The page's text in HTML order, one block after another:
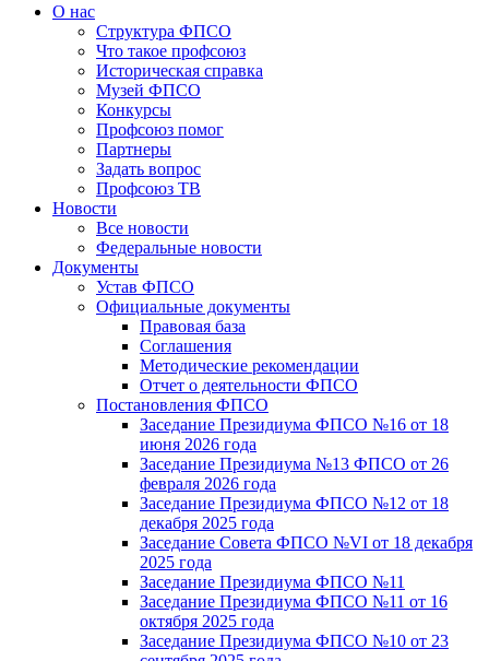
О нас
Структура ФПСО
Что такое профсоюз
Историческая справка
Музей ФПСО
Конкурсы
Профсоюз помог
Партнеры
Задать вопрос
Профсоюз ТВ
Новости
Все новости
Федеральные новости
Документы
Устав ФПСО
Официальные документы
Правовая база
Соглашения
Методические рекомендации
Отчет о деятельности ФПСО
Постановления ФПСО
Заседание Президиума ФПСО №16 от 18
июня 2026 года
Заседание Президиума №13 ФПСО от 26
февраля 2026 года
Заседание Президиума ФПСО №12 от 18
декабря 2025 года
Заседание Совета ФПСО №VI от 18 декабря
2025 года
Заседание Президиума ФПСО №11
Заседание Президиума ФПСО №11 от 16
октября 2025 года
Заседание Президиума ФПСО №10 от 23